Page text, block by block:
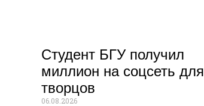
Студент БГУ получил
миллион на соцсеть для
творцов
06.08.2026